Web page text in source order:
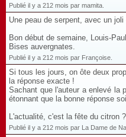
Publié il y a 212 mois par mamita.
Une peau de serpent, avec un joli
Bon début de semaine, Louis-
Bises auvergnates.
Publié il y a 212 mois par Françoise.
Si tous les jours, on ôte deux
la réponse exacte !
Sachant que l'auteur a enlevé la
étonnant que la bonne réponse
L'actualité, c'est la fête du citron ?
Publié il y a 212 mois par La Dame de